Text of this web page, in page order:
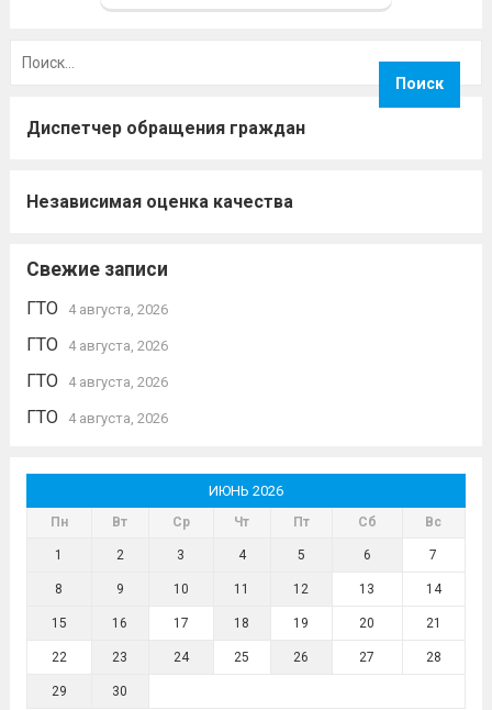
Диспетчер обращения граждан
Независимая оценка качества
Свежие записи
ГТО 4 августа, 2026
ГТО 4 августа, 2026
ГТО 4 августа, 2026
ГТО 4 августа, 2026
ИЮНЬ 2026
Пн Вт Ср Чт Пт Сб Вс
1 2 3 4 5 6 7
8 9 10 11 12 13 14
15 16 17 18 19 20 21
22 23 24 25 26 27 28
29 30